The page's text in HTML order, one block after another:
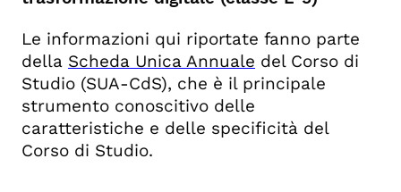
Le informazioni qui riportate fanno parte
della Scheda Unica Annuale del Corso di
Studio (SUA-CdS), che è il principale
strumento conoscitivo delle
caratteristiche e delle specificità del
Corso di Studio.